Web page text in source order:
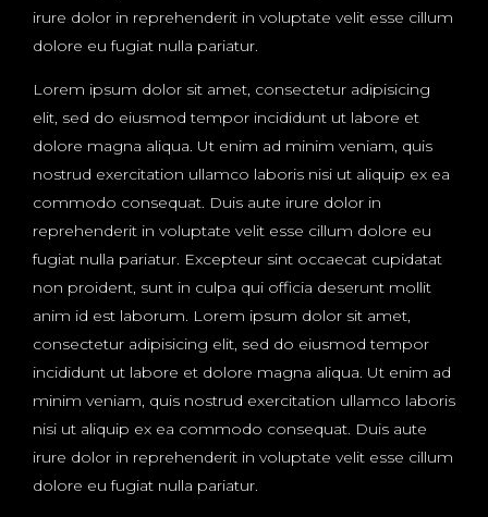
irure dolor in reprehenderit in voluptate velit esse cillum
dolore eu fugiat nulla pariatur.
Lorem ipsum dolor sit amet, consectetur adipisicing
elit, sed do eiusmod tempor incididunt ut labore et
dolore magna aliqua. Ut enim ad minim veniam, quis
nostrud exercitation ullamco laboris nisi ut aliquip ex ea
commodo consequat. Duis aute irure dolor in
reprehenderit in voluptate velit esse cillum dolore eu
fugiat nulla pariatur. Excepteur sint occaecat cupidatat
non proident, sunt in culpa qui officia deserunt mollit
anim id est laborum. Lorem ipsum dolor sit amet,
consectetur adipisicing elit, sed do eiusmod tempor
incididunt ut labore et dolore magna aliqua. Ut enim ad
minim veniam, quis nostrud exercitation ullamco laboris
nisi ut aliquip ex ea commodo consequat. Duis aute
irure dolor in reprehenderit in voluptate velit esse cillum
dolore eu fugiat nulla pariatur.